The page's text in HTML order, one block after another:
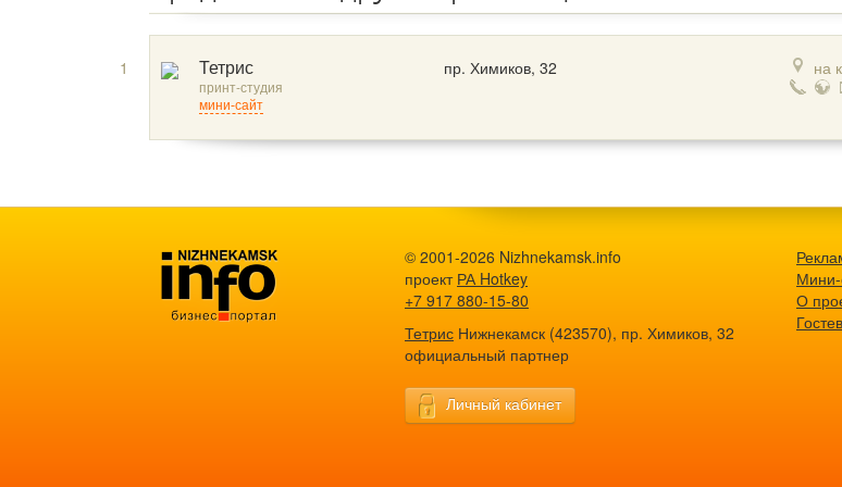
1
Тетрис
принт-студия
мини-сайт
пр. Химиков, 32 на
© 2001-2026 Nizhnekamsk.info
проект РА Hotkey
+7 917 880-15-80
Тетрис Нижнекамск (423570), пр. Химиков, 32
официальный партнер
Личный кабинет
О